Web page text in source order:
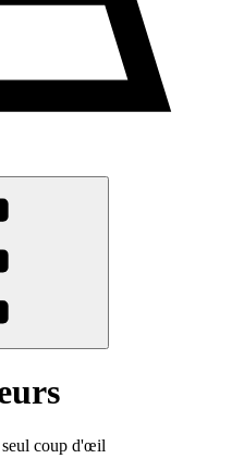
seul coup d'œil